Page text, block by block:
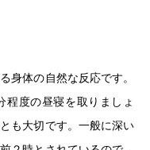
身体の自然な反応です。
程度の昼寝を取りましょ
も大切です。一般に深い